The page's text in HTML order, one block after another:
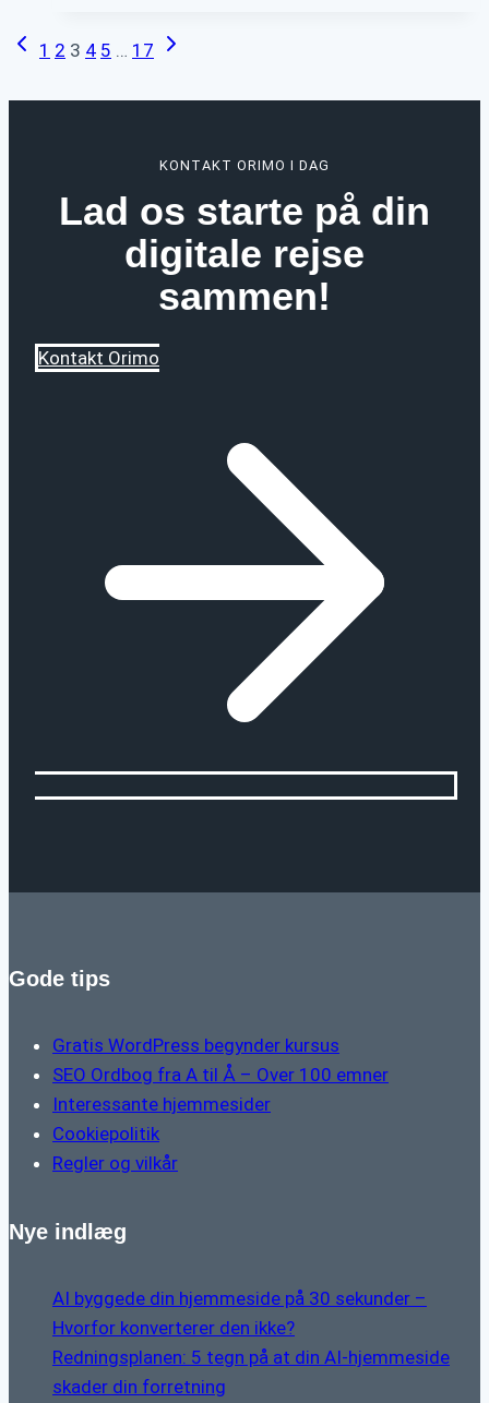
budget
Side
navigation
Forrige
1 2 3 4 5 … 17
Næste
KONTAKT ORIMO I DAG
Lad os starte på din
digitale rejse
sammen!
Kontakt Orimo
Gode tips
Gratis WordPress begynder kursus
SEO Ordbog fra A til Å – Over 100 emner
Interessante hjemmesider
Cookiepolitik
Regler og vilkår
Nye indlæg
AI byggede din hjemmeside på 30 sekunder –
Hvorfor konverterer den ikke?
Redningsplanen: 5 tegn på at din AI-hjemmeside
skader din forretning